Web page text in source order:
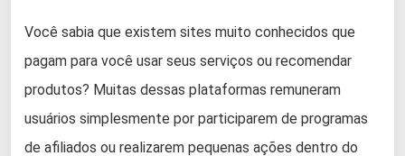
Você sabia que existem sites muito conhecidos que
pagam para você usar seus serviços ou recomendar
produtos? Muitas dessas plataformas remuneram
usuários simplesmente por participarem de programas
de afiliados ou realizarem pequenas ações dentro do